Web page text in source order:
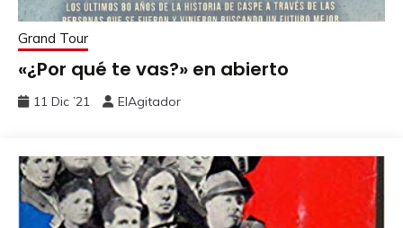
Grand Tour
«¿Por qué te vas?» en abierto
11 Dic ’21 ElAgitador